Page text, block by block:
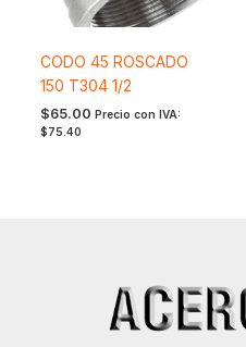
CODO 45 ROSCADO
150 T304 1/2
$65.00 Precio con IVA:
$75.40